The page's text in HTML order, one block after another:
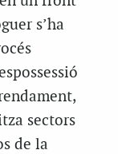
s’ha
sectors
de la